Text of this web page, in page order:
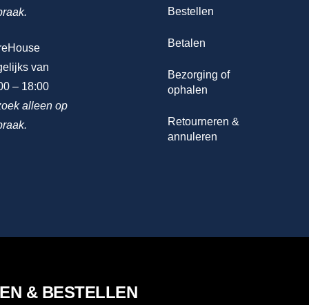
van
– 18:00
alleen op
Bestellen
Betalen
Bezorging of
ophalen
Retourneren &
annuleren
& BESTELLEN